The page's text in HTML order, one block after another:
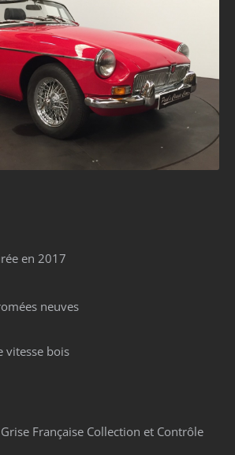
en 2017
neuves
vitesse bois
Française Collection et Contrôle